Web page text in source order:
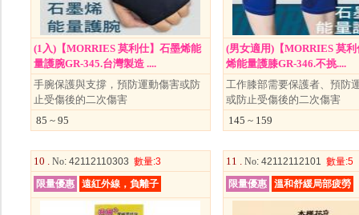
(1入)【MORRIES 莫利仕】石墨烯能
量護腕GR-345.台灣製造 ....
手腕保護與支撐，預防運動傷害或防
止受傷後的二次傷害
85 ~ 95
(男女適用)【MORRIES 莫
烯能量護膝GR-346.不挑....
工作膝部需要保護者、預防
或防止受傷後的二次傷害
145 ~ 159
10 . No: 42112110303 數量:3
限量優惠
遠紅外線，負離子
11 . No: 42112112101 數量:5
限量優惠
溫和舒緩局部疲勞